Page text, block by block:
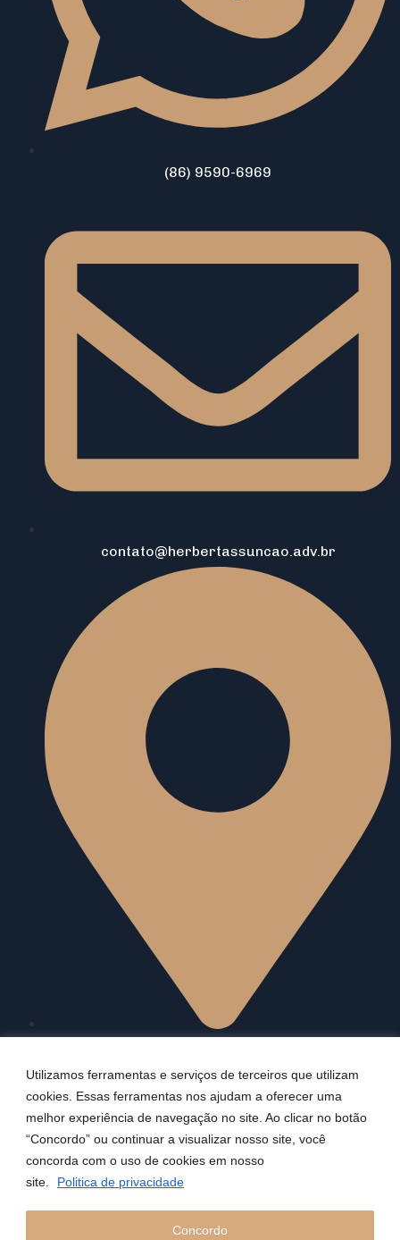
Utilizamos ferramentas e serviços de terceiros que utilizam
cookies. Essas ferramentas nos ajudam a oferecer uma
melhor experiência de navegação no site. Ao clicar no botão
“Concordo” ou continuar a visualizar nosso site, você
concorda com o uso de cookies em nosso
site.
Politica de privacidade
Concordo
(86) 9590-6969
contato@herbertassuncao.adv.br
Teresina/PI, Brazil
©2024 Herbert Assunção Advocacia Criminal | Desenvolvido por
MW Online